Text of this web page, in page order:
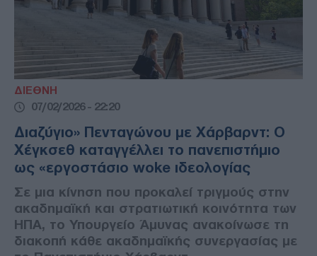
ΔΙΕΘΝΗ
07/02/2026 - 22:20
Διαζύγιο» Πενταγώνου με Χάρβαρντ: Ο
Χέγκσεθ καταγγέλλει το πανεπιστήμιο
ως «εργοστάσιο woke ιδεολογίας
Σε μια κίνηση που προκαλεί τριγμούς στην
ακαδημαϊκή και στρατιωτική κοινότητα των
ΗΠΑ, το Υπουργείο Άμυνας ανακοίνωσε τη
διακοπή κάθε ακαδημαϊκής συνεργασίας με